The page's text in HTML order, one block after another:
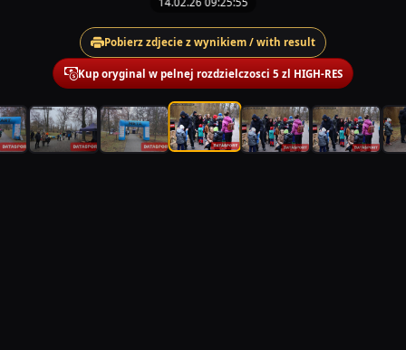
Pobierz zdjecie z wynikiem / with result
Kup oryginal w pelnej rozdzielczosci 5 zl HIGH-RES